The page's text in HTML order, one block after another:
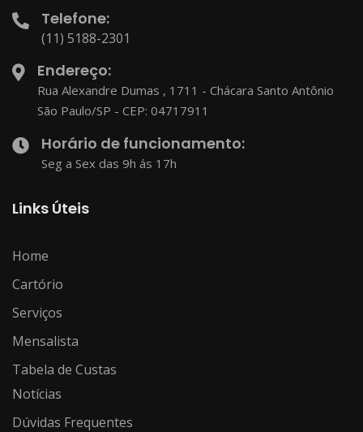
Telefone:
(11) 5188-2301
Endereço:
Rua Alexandre Dumas , 1711 - Chácara Santo Antônio
São Paulo/SP - CEP: 04717911
Horário de funcionamento:
Seg a Sex das 9h ás 17h
Links Úteis
Home
Cartório
Serviços
Mensalista
Tabela de Custas
Notícias
Dúvidas Frequentes